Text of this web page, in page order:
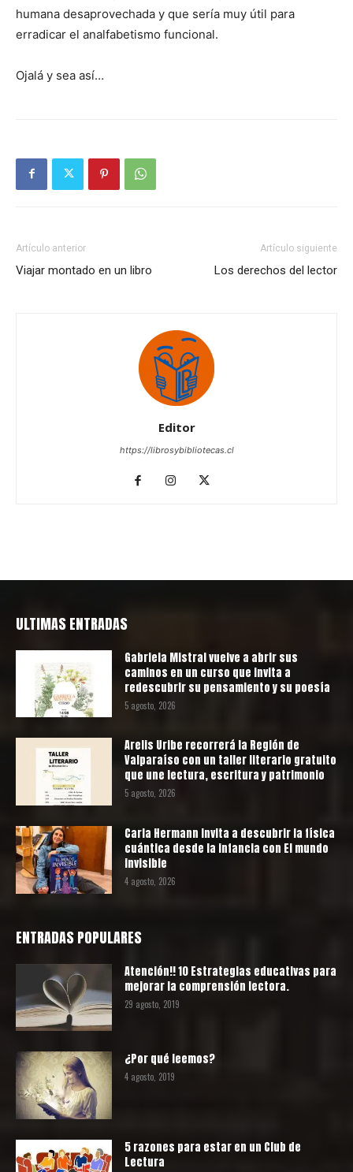
humana desaprovechada y que sería muy útil para
erradicar el analfabetismo funcional.
Ojalá y sea así…
Artículo anterior
Viajar montado en un libro
Artículo siguiente
Los derechos del lector
Editor
https://librosybibliotecas.cl
ULTIMAS ENTRADAS
Gabriela Mistral vuelve a abrir sus
caminos en un curso que invita a
redescubrir su pensamiento y su poesía
5 agosto, 2026
Arelis Uribe recorrerá la Región de
Valparaíso con un taller literario gratuito
que une lectura, escritura y patrimonio
5 agosto, 2026
Carla Hermann invita a descubrir la física
cuántica desde la infancia con El mundo
invisible
4 agosto, 2026
ENTRADAS POPULARES
Atención!! 10 Estrategias educativas para
mejorar la comprensión lectora.
29 agosto, 2019
¿Por qué leemos?
4 agosto, 2019
5 razones para estar en un Club de
Lectura